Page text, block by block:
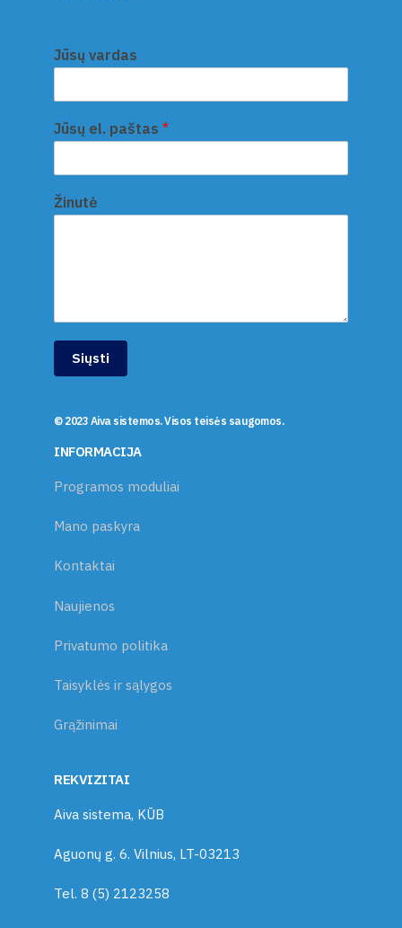
Jūsų vardas
Jūsų el. paštas *
Žinutė
Siųsti
© 2023 Aiva sistemos. Visos teisės saugomos.
INFORMACIJA
Programos moduliai
Mano paskyra
Kontaktai
Naujienos
Privatumo politika
Taisyklės ir sąlygos
Grąžinimai
REKVIZITAI
Aiva sistema, KŪB
Aguonų g. 6. Vilnius, LT-03213
Tel. 8 (5) 2123258